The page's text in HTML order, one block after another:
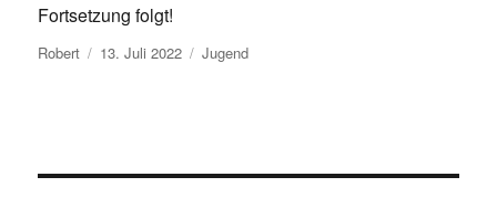
Fortsetzung folgt!
Autor
Robert Veröffentlicht
am
13. Juli 2022 Kategorien
Jugend